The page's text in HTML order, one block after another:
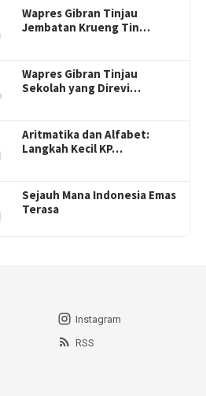
Wapres Gibran Tinjau
Jembatan Krueng Tin…
Wapres Gibran Tinjau
Sekolah yang Direvi…
Aritmatika dan Alfabet:
Langkah Kecil KP…
Sejauh Mana Indonesia Emas
Terasa
Instagram
RSS